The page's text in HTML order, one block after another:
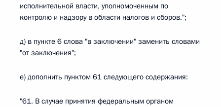
исполнительной власти, уполномоченным по
контролю и надзору в области налогов и сборов.";
д) в пункте 6 слова "в заключении" заменить словами
"от заключения";
е) дополнить пунктом 61 следующего содержания:
"61. В случае принятия федеральным органом